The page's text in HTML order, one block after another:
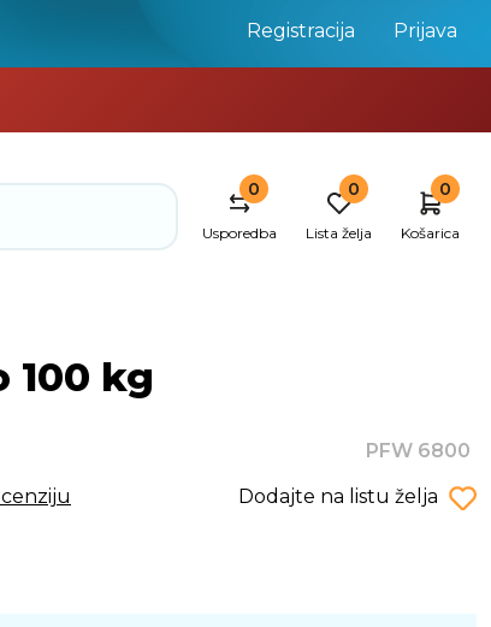
Registracija Prijava
0
Usporedba
0
Lista želja
0
Košarica
100 kg
PFW 6800
Dodajte na listu želja